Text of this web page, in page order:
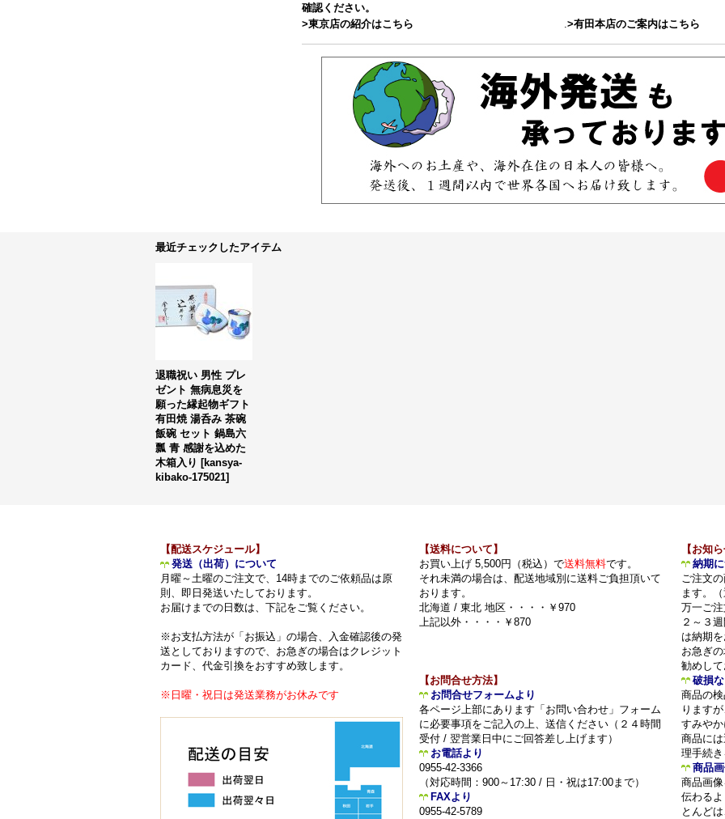
確認ください。
>東京店の紹介はこちら .>有田本店のご案内はこちら
最近チェックしたアイテム
退職祝い 男性 プレ
ゼント 無病息災を
願った縁起物ギフト
有田焼 湯呑み 茶碗
飯碗 セット 鍋島六
瓢 青 感謝を込めた
木箱入り [kansya-
kibako-175021]
【配送スケジュール】
発送（出荷）について
月曜～土曜のご注文で、14時までのご依頼品は原
則、即日発送いたしております。
お届けまでの日数は、下記をご覧ください。
※お支払方法が「お振込」の場合、入金確認後の発
送としておりますので、お急ぎの場合はクレジット
カード、代金引換をおすすめ致します。
※日曜・祝日は発送業務がお休みです
【送料について】
お買い上げ 5,500円（税込）で送料無料です。
それ未満の場合は、配送地域別に送料ご負担頂いて
おります。
北海道 / 東北 地区・・・・￥970
上記以外・・・・￥870
【お問合せ方法】
お問合せフォームより
各ページ上部にあります「お問い合わせ」フォーム
に必要事項をご記入の上、送信ください（２４時間
受付 / 翌営業日中にご回答差し上げます）
お電話より
0955-42-3366
（対応時間：900～17:30 / 日・祝は17:00まで）
FAXより
0955-42-5789
【お知
納期
ご注文
ます。
万一ご
２～３
は納期
お急ぎ
勧めし
破損
商品の
ります
すみや
商品に
理手続
商品
商品画
伝わる
とんど